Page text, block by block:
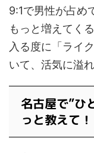
9:1で男性が占め
もっと増えてく
入る度に「ライ
いて、活気に溢
名古屋で”ひ
っと教えて！